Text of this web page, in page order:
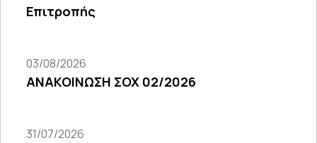
Επιτροπής
03/08/2026
ΑΝΑΚΟΙΝΩΣΗ ΣΟΧ 02/2026
31/07/2026